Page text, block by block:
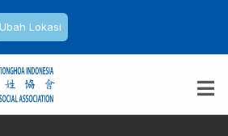
Ubah Lokasi